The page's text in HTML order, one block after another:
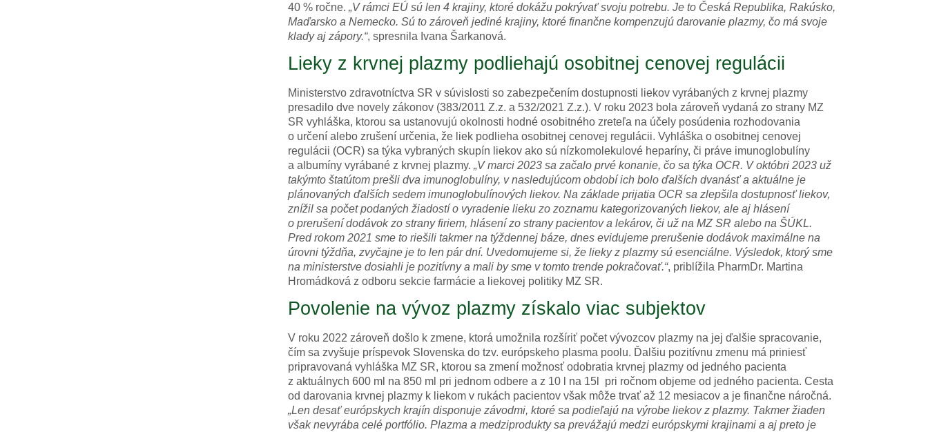
40 % ročne. „V rámci EÚ sú len 4 krajiny, ktoré dokážu pokrývať svoju potrebu. Je to Česká Republika, Rakúsko,
Maďarsko a Nemecko. Sú to zároveň jediné krajiny, ktoré finančne kompenzujú darovanie plazmy, čo má svoje
klady aj zápory.“, spresnila Ivana Šarkanová.
Lieky z krvnej plazmy podliehajú osobitnej cenovej regulácii
Ministerstvo zdravotníctva SR v súvislosti so zabezpečením dostupnosti liekov vyrábaných z krvnej plazmy
presadilo dve novely zákonov (383/2011 Z.z. a 532/2021 Z.z.). V roku 2023 bola zároveň vydaná zo strany MZ
SR vyhláška, ktorou sa ustanovujú okolnosti hodné osobitného zreteľa na účely posúdenia rozhodovania
o určení alebo zrušení určenia, že liek podlieha osobitnej cenovej regulácii. Vyhláška o osobitnej cenovej
regulácii (OCR) sa týka vybraných skupín liekov ako sú nízkomolekulové heparíny, či práve imunoglobulíny
a albumíny vyrábané z krvnej plazmy. „V marci 2023 sa začalo prvé konanie, čo sa týka OCR. V októbri 2023 už
takýmto štatútom prešli dva imunoglobulíny, v nasledujúcom období ich bolo ďalších dvanásť a aktuálne je
plánovaných ďalších sedem imunoglobulínových liekov. Na základe prijatia OCR sa zlepšila dostupnosť liekov,
znížil sa počet podaných žiadostí o vyradenie lieku zo zoznamu kategorizovaných liekov, ale aj hlásení
o prerušení dodávok zo strany firiem, hlásení zo strany pacientov a lekárov, či už na MZ SR alebo na ŠÚKL.
Pred rokom 2021 sme to riešili takmer na týždennej báze, dnes evidujeme prerušenie dodávok maximálne na
úrovni týždňa, zvyčajne je to len pár dní. Uvedomujeme si, že lieky z plazmy sú esenciálne. Výsledok, ktorý sme
na ministerstve dosiahli je pozitívny a mali by sme v tomto trende pokračovať.“, priblížila PharmDr. Martina
Hromádková z odboru sekcie farmácie a liekovej politiky MZ SR.
Povolenie na vývoz plazmy získalo viac subjektov
V roku 2022 zároveň došlo k zmene, ktorá umožnila rozšíriť počet vývozcov plazmy na jej ďalšie spracovanie,
čím sa zvyšuje príspevok Slovenska do tzv. európskeho plasma poolu. Ďalšiu pozitívnu zmenu má priniesť
pripravovaná vyhláška MZ SR, ktorou sa zmení možnosť odobratia krvnej plazmy od jedného pacienta
z aktuálnych 600 ml na 850 ml pri jednom odbere a z 10 l na 15l pri ročnom objeme od jedného pacienta. Cesta
od darovania krvnej plazmy k liekom v rukách pacientov však môže trvať až 12 mesiacov a je finančne náročná.
„Len desať európskych krajín disponuje závodmi, ktoré sa podieľajú na výrobe liekov z plazmy. Takmer žiaden
však nevyrába celé portfólio. Plazma a medziprodukty sa prevážajú medzi európskymi krajinami a aj preto je